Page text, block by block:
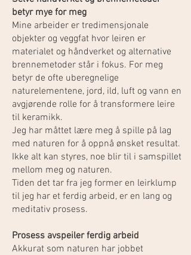
betyr mye for meg
Mine arbeider er tredimensjonale
objekter og veggfat hvor leiren er
materialet og håndverket og alternative
brennemetoder står i fokus. For meg
betyr de ofte uberegnelige
naturelementene, jord, ild, luft og vann en
avgjørende rolle for å transformere leire
til keramikk.
Jeg har måttet lære meg å spille på lag
med naturen for å oppnå ønsket resultat.
Ikke alt kan styres, noe blir til i samspillet
mellom meg og naturen.
Tiden det tar fra jeg former en leirklump
til jeg har et ferdig arbeid, er en lang og
meditativ prosess.
Prosess avspeiler ferdig arbeid
Akkurat som naturen har jobbet